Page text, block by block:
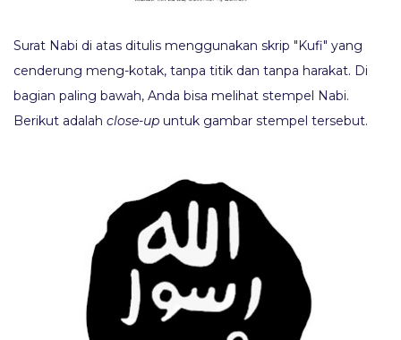
Surat Nabi di atas ditulis menggunakan skrip "Kufi" yang
cenderung meng-kotak, tanpa titik dan tanpa harakat. Di
bagian paling bawah, Anda bisa melihat stempel Nabi.
Berikut adalah close-up untuk gambar stempel tersebut.